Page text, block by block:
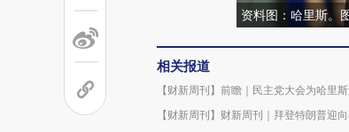
资料图：哈里斯。
相关报道
【财新周刊】前瞻｜民主党大会为哈里
【财新周刊】财新周刊｜拜登特朗普迎